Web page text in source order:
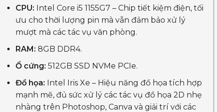
CPU: Intel Core i5 1155G7 – Chip tiết kiệm điện, tối
ưu cho thời lượng pin mà vẫn đảm bảo xử lý
mượt mà các tác vụ văn phòng.
RAM: 8GB DDR4.
Ổ cứng: 512GB SSD NVMe PCIe.
Đồ họa: Intel Iris Xe – Hiệu năng đồ họa tích hợp
mạnh mẽ, đủ sức xử lý các tác vụ đồ họa 2D nhẹ
nhàng trên Photoshop, Canva và giải trí với các